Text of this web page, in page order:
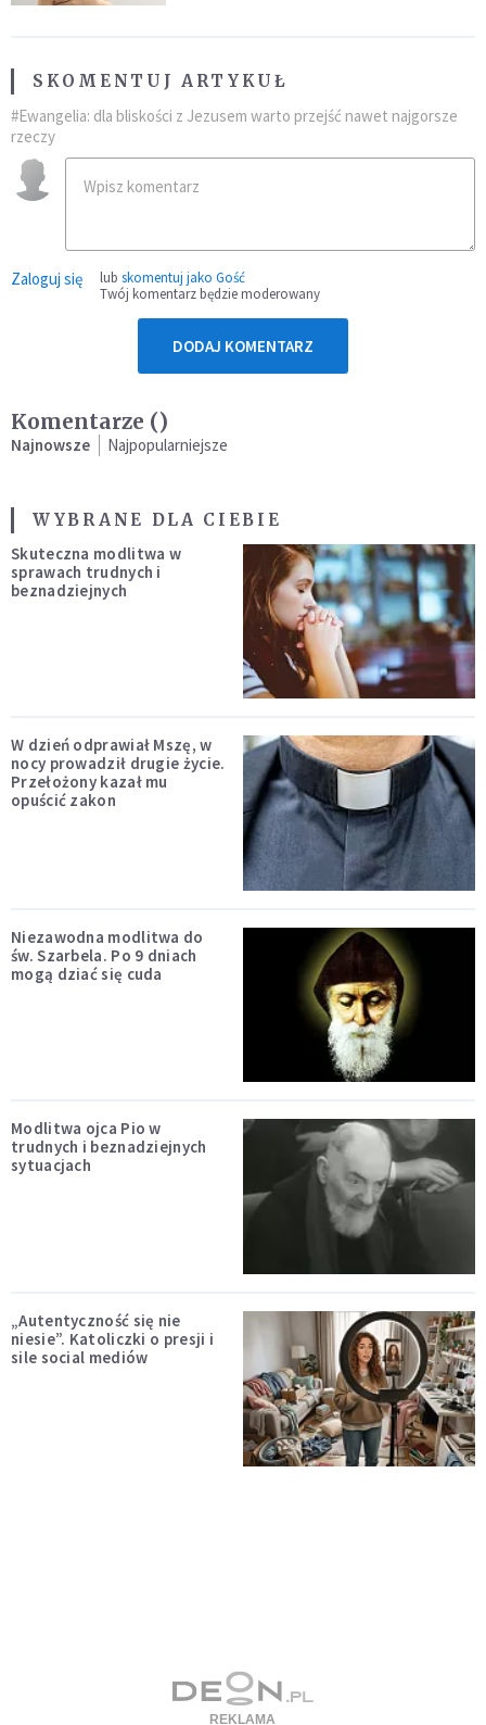
SKOMENTUJ ARTYKUŁ
#Ewangelia: dla bliskości z Jezusem warto przejść nawet najgorsze
rzeczy
Zaloguj się lub skomentuj jako Gość
Twój komentarz będzie moderowany
DODAJ KOMENTARZ
Komentarze ()
Najnowsze Najpopularniejsze
WYBRANE DLA CIEBIE
Skuteczna modlitwa w
sprawach trudnych i
beznadziejnych
W dzień odprawiał Mszę, w
nocy prowadził drugie życie.
Przełożony kazał mu
opuścić zakon
Niezawodna modlitwa do
św. Szarbela. Po 9 dniach
mogą dziać się cuda
Modlitwa ojca Pio w
trudnych i beznadziejnych
sytuacjach
„Autentyczność się nie
niesie”. Katoliczki o presji i
sile social mediów